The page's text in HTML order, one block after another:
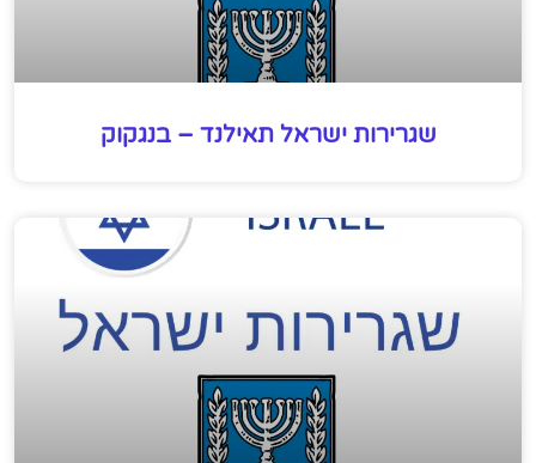
שגרירות ישראל תאילנד – בנגקוק